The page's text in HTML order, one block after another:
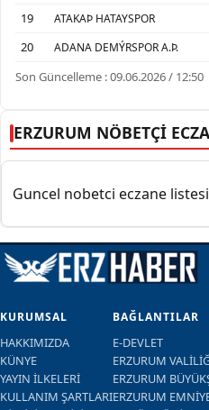
19
ATAKAÞ HATAYSPOR
20
ADANA DEMÝRSPOR A.Þ.
Son Güncelleme : 09.06.2026 / 12:50
ERZURUM NÖBETÇİ
Guncel nobetci eczane
KURUMSAL
HAKKIMIZDA
KÜNYE
YAYIN İLKELERİ
KULLANIM ŞARTLARI
BAĞLANTILAR
E-DEVLET
ERZURUM
ERZURUM
ERZURUM